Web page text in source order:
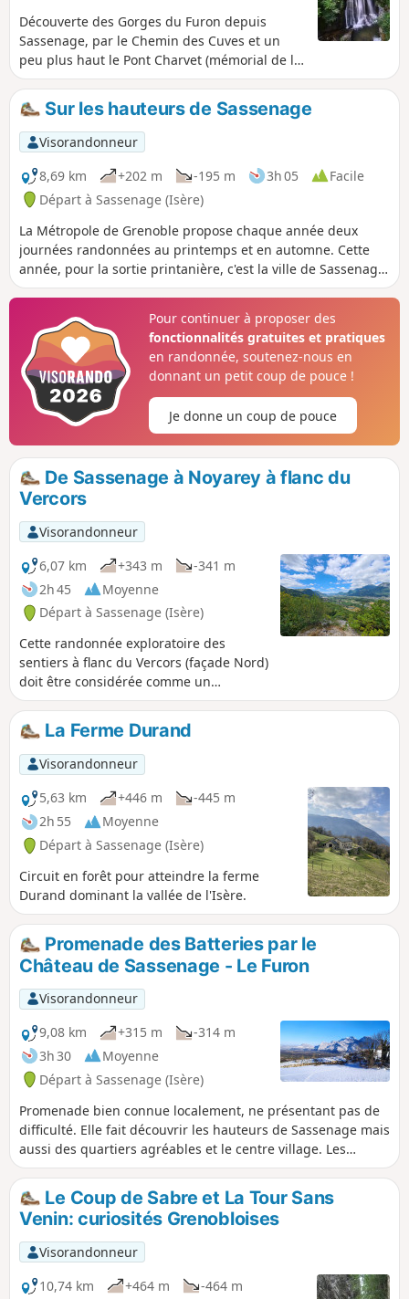
Découverte des Gorges du Furon depuis
Sassenage, par le Chemin des Cuves et un
peu plus haut le Pont Charvet (mémorial de la
résistance). Ne pas faire par temps de pluie :
sentiers très pentus pendant 2 heures et sur
800 mètres de dénivelé. Ensuite, aucune
difficulté sur le trajet passant par Engins et
retour à Sassenage.
Sur les hauteurs de Sassenage
Visorandonneur
8,69 km
+202 m -195 m 3h 05
Facile
Départ à Sassenage (Isère)
La Métropole de Grenoble propose chaque année deux
journées randonnées au printemps et en automne. Cette
année, pour la sortie printanière, c'est la ville de Sassenage
qui a été choisie comme point de départ. Ce circuit en
de bénéficier de très belles vues sur la vallée et les
montagnes de Chartreuse et de Belledonne.
Pour continuer à proposer des
fonctionnalités gratuites et pratiques
en randonnée, soutenez-nous en
donnant un petit coup de pouce !
Je donne un coup de pouce
De Sassenage à Noyarey à flanc du
Vercors
Visorandonneur
6,07 km
+343 m
-341 m
2h 45
Moyenne
Départ à Sassenage (Isère)
Cette randonnée exploratoire des
sentiers à flanc du Vercors (façade Nord)
doit être considérée comme un
entraînement si plus haut il fait froid.
Trois points de vue dont deux
aménagés. Pour autant, sur ce trajet, le
changement de pente incessant n'est
pas pour déplaire au randonneur ou
coureur qui voudrait s'attaquer plus
tard à la draille menant au plateau du
Sornin. Cette randonnée n'est agréable
que par temps sec car les pentes
glissent après la pluie.
La Ferme Durand
Visorandonneur
5,63 km
+446 m
-445 m
2h 55
Moyenne
Départ à Sassenage (Isère)
Circuit en forêt pour atteindre la ferme
Durand dominant la vallée de l'Isère.
Promenade des Batteries par le
Château de Sassenage - Le Furon
Visorandonneur
9,08 km
+315 m
-314 m
3h 30
Moyenne
Départ à Sassenage (Isère)
Promenade bien connue localement, ne présentant pas de
difficulté. Elle fait découvrir les hauteurs de Sassenage mais
aussi des quartiers agréables et le centre village. Les
"Batteries" sont un ouvrage défensif de la "ceinture de fer"
de la fin du 19eme : plusieurs emplacements de batteries,
vides de leurs pièces d'artillerie. Vous documenter sur leur
fonction avant.
Le Coup de Sabre et La Tour Sans
Venin: curiosités Grenobloises
Visorandonneur
10,74 km
+464 m
-464 m